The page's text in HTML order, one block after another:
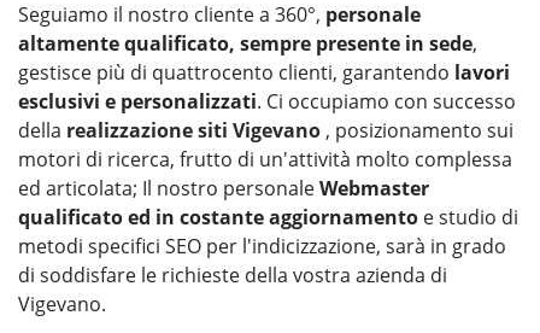
Seguiamo il nostro cliente a 360°, personale
altamente qualificato, sempre presente in sede,
gestisce più di quattrocento clienti, garantendo lavori
esclusivi e personalizzati. Ci occupiamo con successo
della realizzazione siti Vigevano , posizionamento sui
motori di ricerca, frutto di un'attività molto complessa
ed articolata; Il nostro personaleWebmaster
qualificato ed in costante aggiornamento e studio di
metodi specifici SEO per l'indicizzazione, sarà in grado
di soddisfare le richieste della vostra azienda di
Vigevano.